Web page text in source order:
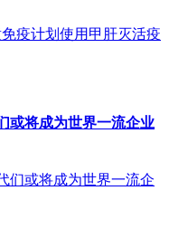
或将成为世界一流企业